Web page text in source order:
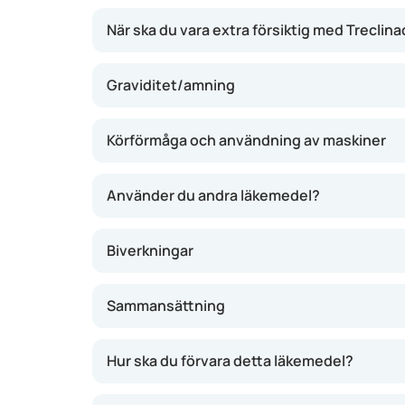
När ska du vara extra försiktig med
Graviditet/amning
Körförmåga och användning av maskiner
Använder du andra läkemedel?
Biverkningar
Sammansättning
Hur ska du förvara detta läkemedel?